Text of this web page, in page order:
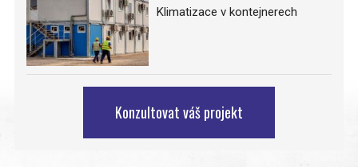
Klimatizace v kontejnerech
Konzultovat váš projekt